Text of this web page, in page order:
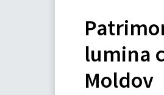
lumina
Moldov